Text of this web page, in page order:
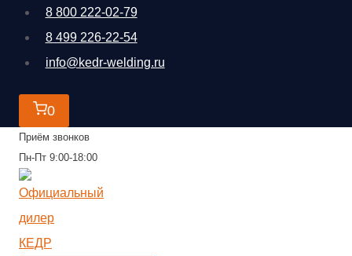
Перейти
содержимому
8 800 222-02-79
8 499 226-22-54
info@kedr-welding.ru
0
Приём звонков
Пн-Пт 9:00-18:00